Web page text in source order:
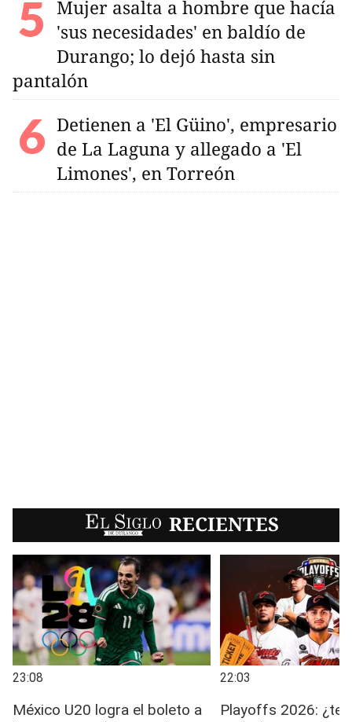
Mujer asalta a hombre que hacía
'sus necesidades' en baldío de
Durango; lo dejó hasta sin
pantalón
Detienen a 'El Güino', empresario
de La Laguna y allegado a 'El
Limones', en Torreón
EL SIGLO RECIENTES